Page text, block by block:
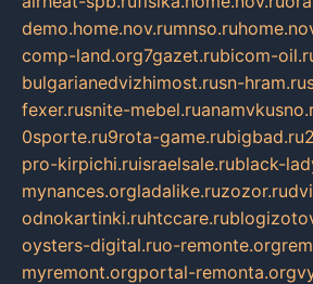
demo.home.nov.rumnso.ru
comp-land.org7gazet.rubicom-
bulgarianedvizhimost.rusn-hram.ru
fexer.rusnite-mebel.ru
0sporte.ru9rota-game.rubigbad.ru
pro-kirpichi.ruisraelsale.rublack-
mynances.orgladalike.ruzozor.ru
odnokartinki.ruhtccare.ru
oysters-digital.ruo-remonte.org
myremont.orgportal-remonta.org